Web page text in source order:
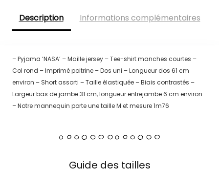
Description Informations complémentaires
– Pyjama ‘NASA’ – Maille jersey – Tee-shirt manches courtes –
Col rond – Imprimé poitrine – Dos uni – Longueur dos 61 cm
environ – Short assorti – Taille élastiquée – Biais contrastés –
Largeur bas de jambe 31 cm, longueur entrejambe 6 cm environ
– Notre mannequin porte une taille M et mesure 1m76
Guide des tailles